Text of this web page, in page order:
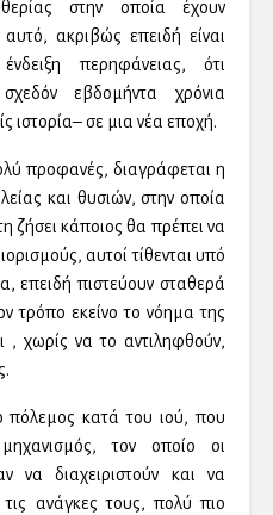
στην οποία έχουν
ακριβώς επειδή είναι
περηφάνειας, ότι
εβδομήντα χρόνια
ιστορία– σε μια νέα εποχή.
προφανές, διαγράφεται η
και θυσιών, στην οποία
ζήσει κάποιος θα πρέπει να
αυτοί τίθενται υπό
επειδή πιστεύουν σταθερά
τρόπο εκείνο το νόημα της
, χωρίς να το αντιληφθούν,
πόλεμος κατά του ιού, που
τον οποίο οι
να διαχειριστούν και να
ανάγκες τους, πολύ πιο